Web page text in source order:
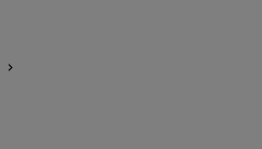
chevron_right